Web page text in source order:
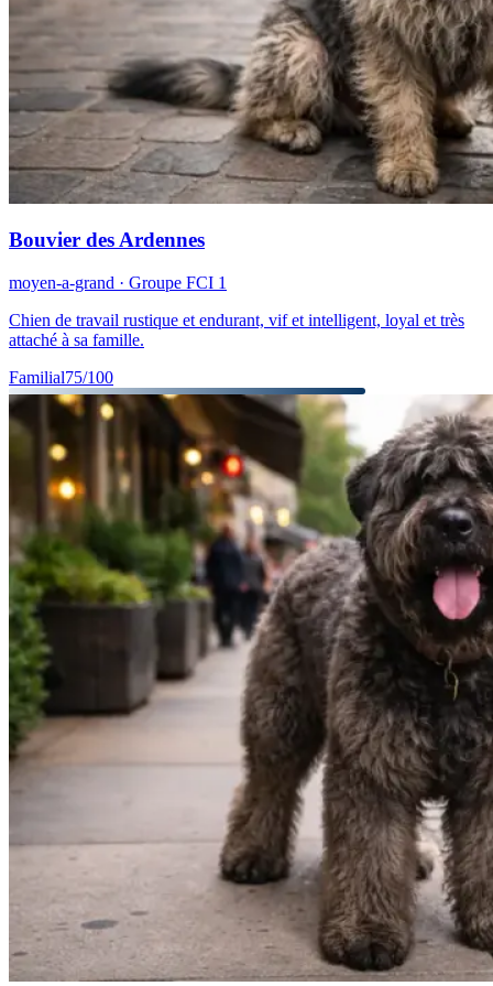
Bouvier des Ardennes
moyen-a-grand · Groupe FCI 1
Chien de travail rustique et endurant, vif et intelligent, loyal et très
attaché à sa famille.
Familial75/100